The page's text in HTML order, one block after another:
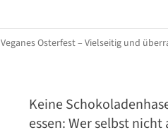
Veganes Osterfest – Vielseitig und
Keine
essen: Wer selbst